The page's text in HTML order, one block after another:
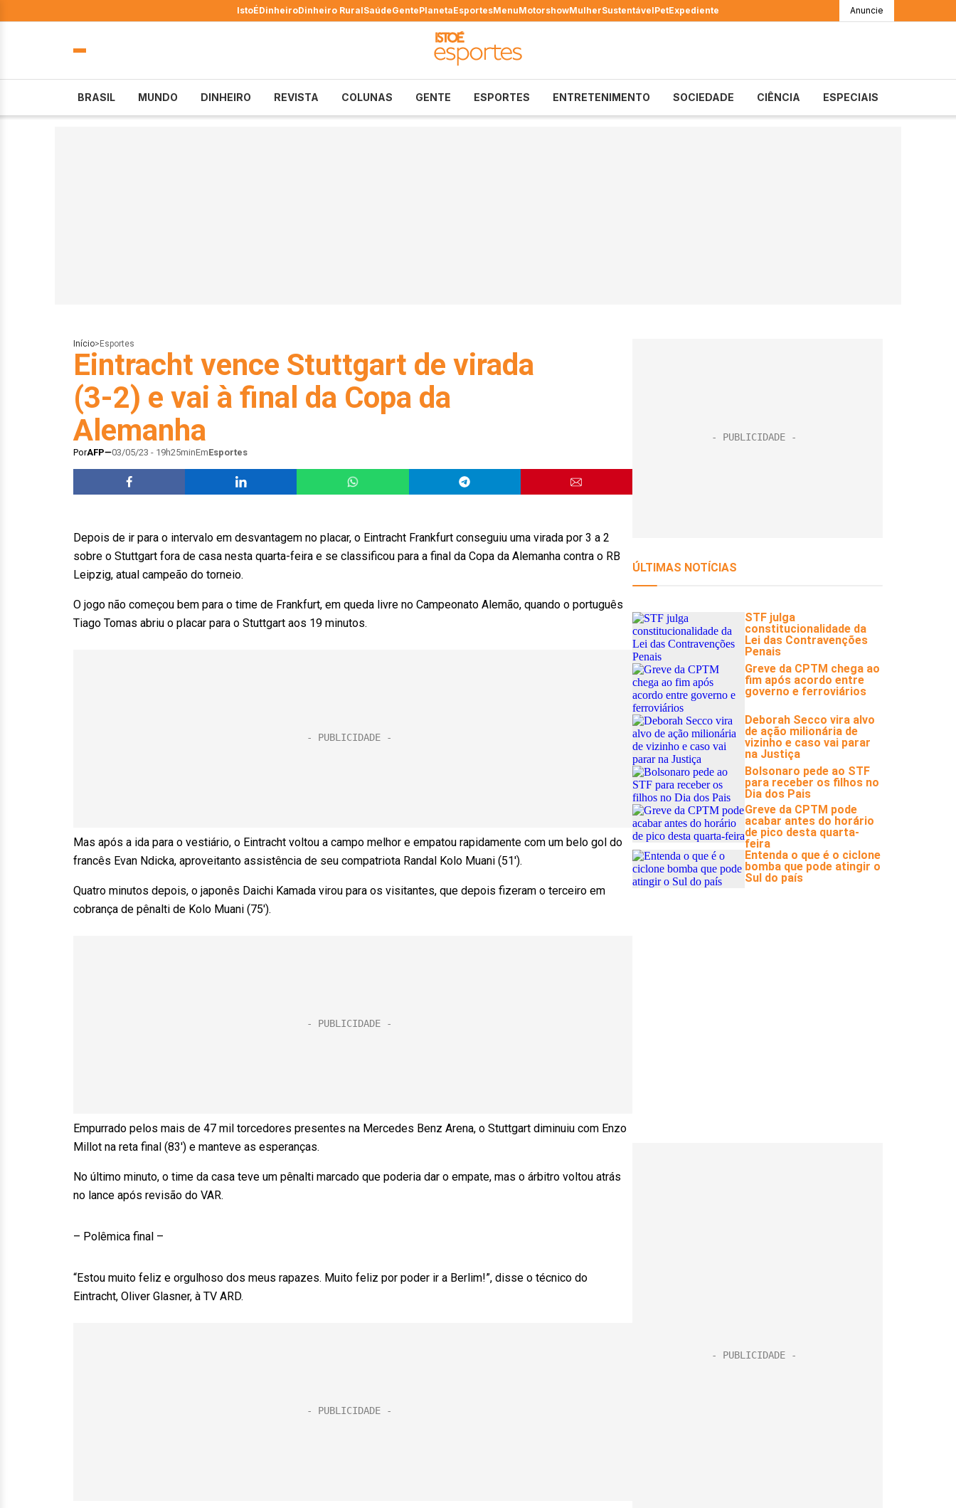
IstoÉDinheiroDinheiro RuralSaúdeGentePlanetaEsportesMenuMotorshowMulherSustentávelPetExpediente Anuncie
BRASIL MUNDO DINHEIRO REVISTA COLUNAS GENTE ESPORTES ENTRETENIMENTO SOCIEDADE CIÊNCIA ESPECIAIS
Início> Esportes
Eintracht vence Stuttgart de virada
(3-2) e vai à final da Copa da
Alemanha
PorAFP 03/05/23 - 19h25minEmEsportes
Depois de ir para o intervalo em desvantagem no placar, o Eintracht Frankfurt conseguiu uma virada por 3 a 2
sobre o Stuttgart fora de casa nesta quarta-feira e se classificou para a final da Copa da Alemanha contra o RB
Leipzig, atual campeão do torneio.
O jogo não começou bem para o time de Frankfurt, em queda livre no Campeonato Alemão, quando o português
Tiago Tomas abriu o placar para o Stuttgart aos 19 minutos.
Mas após a ida para o vestiário, o Eintracht voltou a campo melhor e empatou rapidamente com um belo gol do
francês Evan Ndicka, aproveitanto assistência de seu compatriota Randal Kolo Muani (51′).
Quatro minutos depois, o japonês Daichi Kamada virou para os visitantes, que depois fizeram o terceiro em
cobrança de pênalti de Kolo Muani (75′).
Empurrado pelos mais de 47 mil torcedores presentes na Mercedes Benz Arena, o Stuttgart diminuiu com Enzo
Millot na reta final (83′) e manteve as esperanças.
No último minuto, o time da casa teve um pênalti marcado que poderia dar o empate, mas o árbitro voltou atrás
no lance após revisão do VAR.
– Polêmica final –
“Estou muito feliz e orgulhoso dos meus rapazes. Muito feliz por poder ir a Berlim!”, disse o técnico do
Eintracht, Oliver Glasner, à TV ARD.